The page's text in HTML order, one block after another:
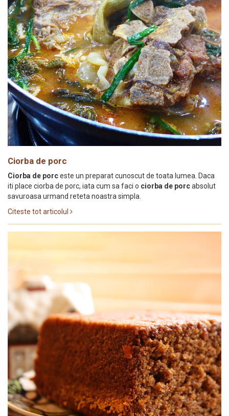
Ciorba de porc
Ciorba de porceste un preparat cunoscut de toata lumea. Daca
iti place ciorba de porc, iata cum sa faci o ciorba de porcabsolut
savuroasa urmand reteta noastra simpla.
Citeste tot articolul